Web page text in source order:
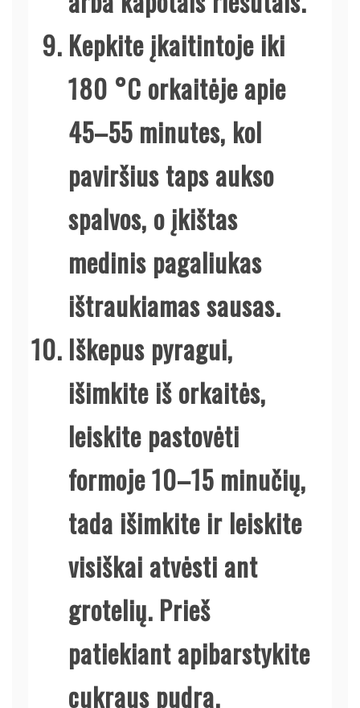
Kepkite įkaitintoje iki
180 °C orkaitėje apie
45–55 minutes, kol
paviršius taps aukso
spalvos, o įkištas
medinis pagaliukas
ištraukiamas sausas.
Iškepus pyragui,
išimkite iš orkaitės,
leiskite pastovėti
formoje 10–15 minučių,
tada išimkite ir leiskite
visiškai atvėsti ant
grotelių. Prieš
patiekiant apibarstykite
cukraus pudra.